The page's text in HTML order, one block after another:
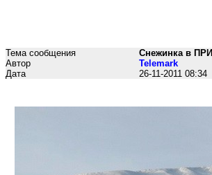
Тема сообщения
Снежинка в ПРИ
Автор
Telemark
Дата
26-11-2011 08:34